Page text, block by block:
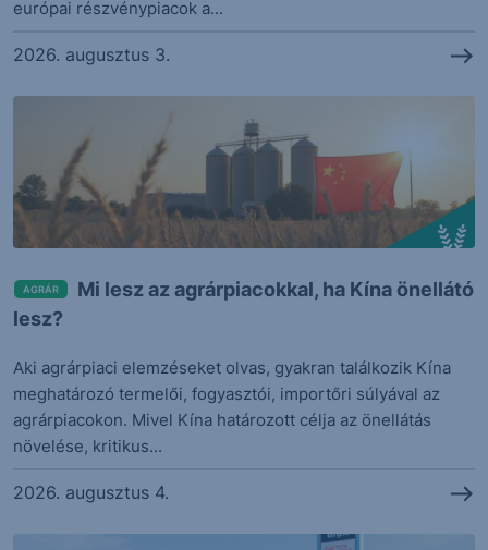
Órákon belül eldőlhet a Hormuzi-szoros sorsa
európai részvénypiacok a...
2026. augusztus 3.
AGRÁR
Mi lesz az agrárpiacokkal, ha Kína önellátó
lesz?
Aki agrárpiaci elemzéseket olvas, gyakran találkozik Kína
meghatározó termelői, fogyasztói, importőri súlyával az
agrárpiacokon. Mivel Kína határozott célja az önellátás
növelése, kritikus...
2026. augusztus 4.